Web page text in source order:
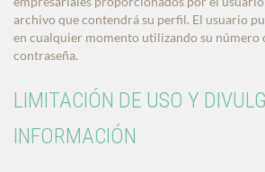
archivo que contendrá su perfil. El usuario
en cualquier momento utilizando su número
contraseña.
LIMITACIÓN DE USO Y
INFORMACIÓN